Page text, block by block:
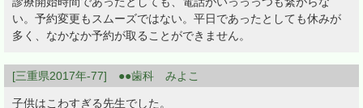
い。予約変更もスムーズではない。平日であったとしても休みが
多く、なかなか予約が取ることができません。
[三重県2017年-77] ●●歯科 みよこ
子供はこわすぎる先生でした。